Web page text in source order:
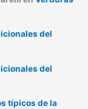
del
del
típicos de la